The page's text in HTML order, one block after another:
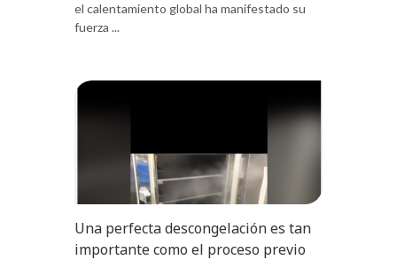
el calentamiento global ha manifestado su
fuerza ...
Una perfecta descongelación es tan
importante como el proceso previo